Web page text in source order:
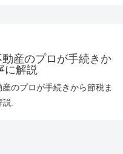
動産のプロが手続きか
に解説
のプロが手続きから節税ま
.